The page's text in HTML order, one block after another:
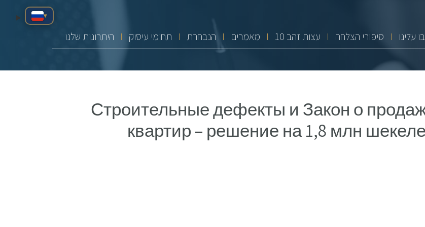
היתרונות שלנו תחומי עיסוק הנבחרת מאמרים 10 עצות זהב סיפורי הצלחה עלינו
Строительные дефекты и Закон о
квартир – решение на 1,8 млн
▾